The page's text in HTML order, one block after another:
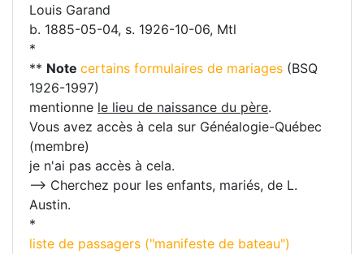
Louis Garand
b. 1885-05-04, s. 1926-10-06, Mtl
*
** Note certains formulaires de mariages (BSQ
1926-1997)
mentionne le lieu de naissance du père.
Vous avez accès à cela sur Généalogie-Québec
(membre)
je n'ai pas accès à cela.
--> Cherchez pour les enfants, mariés, de L.
Austin.
*
liste de passagers ("manifeste de bateau")